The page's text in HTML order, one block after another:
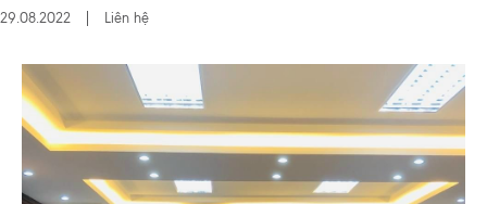
29.08.2022 | Liên hệ